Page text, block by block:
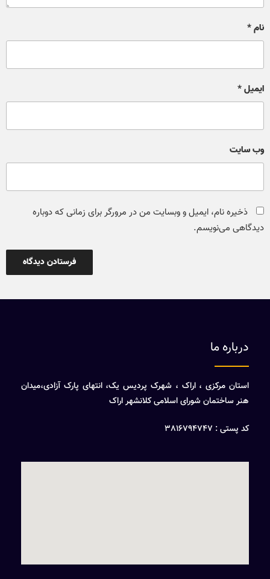
نام*
ایمیل*
وب‌ سایت
ذخیره نام، ایمیل و وبسایت من در مرورگر برای زمانی که دوباره
دیدگاهی می‌نویسم.
درباره ما
استان مرکزی ، اراک ، شهرک پردیس یک، انتهای پارک آزادی،میدان
هنر ساختمان شورای اسلامی کلانشهر اراک
کد پستی : 3816794747